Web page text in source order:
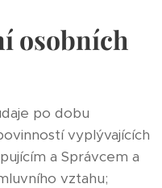
osobních
po dobu
vyplývajících
a Správcem a
vztahu;